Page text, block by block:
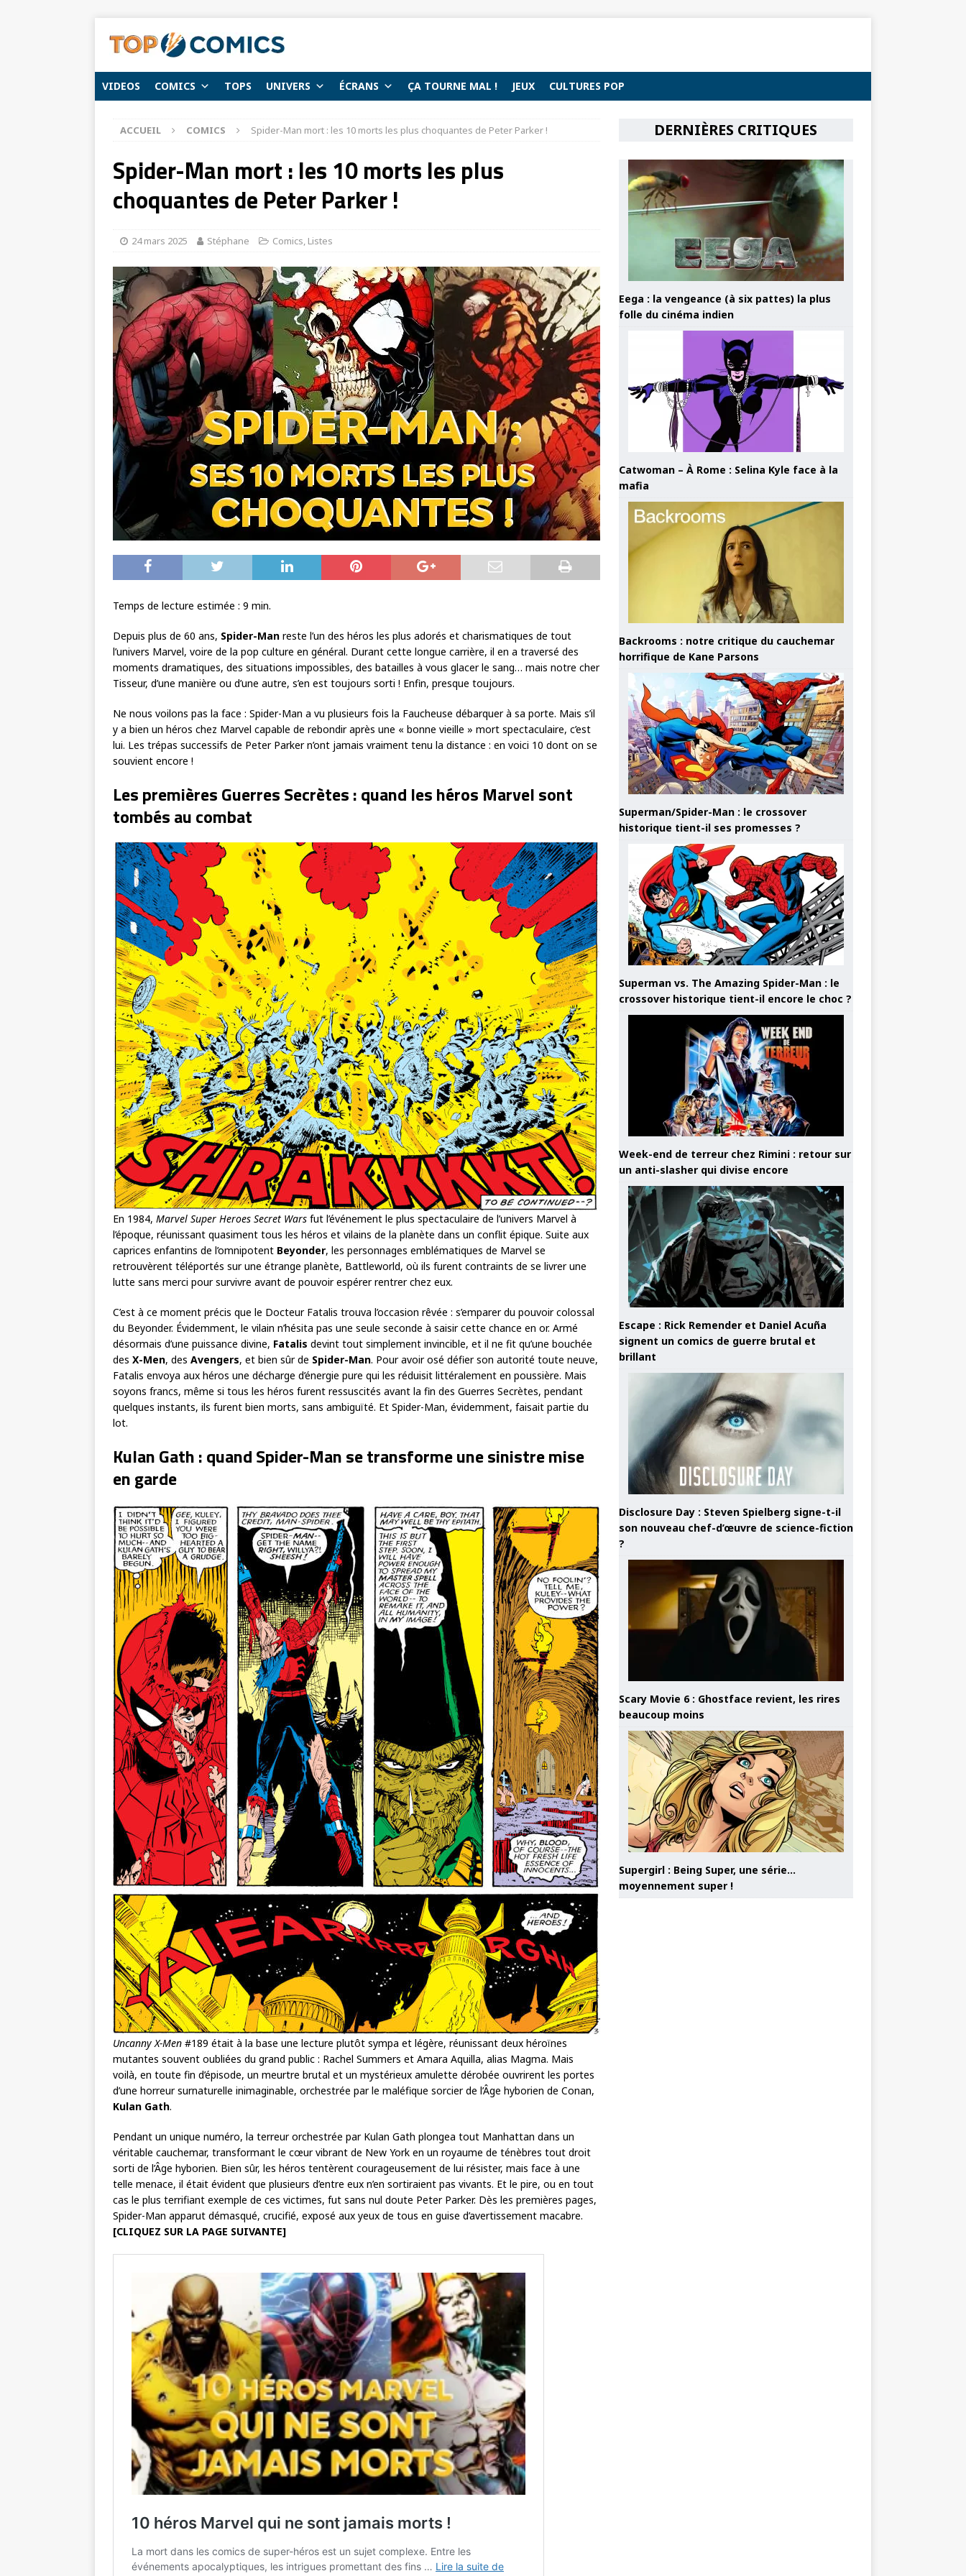
VIDEOS COMICS TOPS UNIVERS ÉCRANS ÇA TOURNE MAL ! JEUX CULTURES POP
ACCUEIL COMICS Spider-Man mort : les 10 morts les plus choquantes de Peter Parker !
Spider-Man mort : les 10 morts les plus
choquantes de Peter Parker !
24 mars 2025 Stéphane Comics, Listes
Temps de lecture estimée : 9 min.
Depuis plus de 60 ans, Spider-Man reste l’un des héros les plus adorés et charismatiques de tout
l’univers Marvel, voire de la pop culture en général. Durant cette longue carrière, il en a traversé des
moments dramatiques, des situations impossibles, des batailles à vous glacer le sang… mais notre cher
Tisseur, d’une manière ou d’une autre, s’en est toujours sorti ! Enfin, presque toujours.
Ne nous voilons pas la face : Spider-Man a vu plusieurs fois la Faucheuse débarquer à sa porte. Mais s’il
y a bien un héros chez Marvel capable de rebondir après une « bonne vieille » mort spectaculaire, c’est
lui. Les trépas successifs de Peter Parker n’ont jamais vraiment tenu la distance : en voici 10 dont on se
souvient encore !
Les premières Guerres Secrètes : quand les héros Marvel sont
tombés au combat
En 1984, Marvel Super Heroes Secret Wars fut l’événement le plus spectaculaire de l’univers Marvel à
l’époque, réunissant quasiment tous les héros et vilains de la planète dans un conflit épique. Suite aux
caprices enfantins de l’omnipotent Beyonder, les personnages emblématiques de Marvel se
retrouvèrent téléportés sur une étrange planète, Battleworld, où ils furent contraints de se livrer une
lutte sans merci pour survivre avant de pouvoir espérer rentrer chez eux.
C’est à ce moment précis que le Docteur Fatalis trouva l’occasion rêvée : s’emparer du pouvoir colossal
du Beyonder. Évidemment, le vilain n’hésita pas une seule seconde à saisir cette chance en or. Armé
désormais d’une puissance divine, Fatalis devint tout simplement invincible, et il ne fit qu’une bouchée
des X-Men, des Avengers, et bien sûr de Spider-Man. Pour avoir osé défier son autorité toute neuve,
Fatalis envoya aux héros une décharge d’énergie pure qui les réduisit littéralement en poussière. Mais
soyons francs, même si tous les héros furent ressuscités avant la fin des Guerres Secrètes, pendant
quelques instants, ils furent bien morts, sans ambiguïté. Et Spider-Man, évidemment, faisait partie du
lot.
Kulan Gath : quand Spider-Man se transforme une sinistre mise
en garde
Uncanny X-Men #189 était à la base une lecture plutôt sympa et légère, réunissant deux héroïnes
mutantes souvent oubliées du grand public : Rachel Summers et Amara Aquilla, alias Magma. Mais
voilà, en toute fin d’épisode, un meurtre brutal et un mystérieux amulette dérobée ouvrirent les portes
d’une horreur surnaturelle inimaginable, orchestrée par le maléfique sorcier de l’Âge hyborien de Conan,
Kulan Gath.
Pendant un unique numéro, la terreur orchestrée par Kulan Gath plongea tout Manhattan dans un
véritable cauchemar, transformant le cœur vibrant de New York en un royaume de ténèbres tout droit
sorti de l’Âge hyborien. Bien sûr, les héros tentèrent courageusement de lui résister, mais face à une
telle menace, il était évident que plusieurs d’entre eux n’en sortiraient pas vivants. Et le pire, ou en tout
cas le plus terrifiant exemple de ces victimes, fut sans nul doute Peter Parker. Dès les premières pages,
Spider-Man apparut démasqué, crucifié, exposé aux yeux de tous en guise d’avertissement macabre.
[CLIQUEZ SUR LA PAGE SUIVANTE]
DERNIÈRES CRITIQUES
Eega : la vengeance (à six pattes) la plus
folle du cinéma indien
Catwoman – À Rome : Selina Kyle face à la
mafia
Backrooms : notre critique du cauchemar
horrifique de Kane Parsons
Superman/Spider-Man : le crossover
historique tient-il ses promesses ?
Superman vs. The Amazing Spider-Man : le
crossover historique tient-il encore le choc ?
Week-end de terreur chez Rimini : retour sur
un anti-slasher qui divise encore
Escape : Rick Remender et Daniel Acuña
signent un comics de guerre brutal et
brillant
Disclosure Day : Steven Spielberg signe-t-il
son nouveau chef-d’œuvre de science-fiction
?
Scary Movie 6 : Ghostface revient, les rires
beaucoup moins
Supergirl : Being Super, une série…
moyennement super !